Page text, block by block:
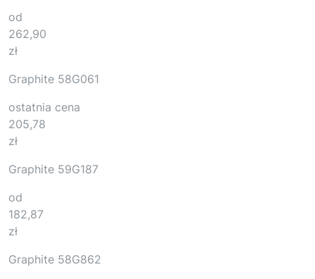
od
262,90
zł
Graphite 58G061
ostatnia cena
205,78
zł
Graphite 59G187
od
182,87
zł
Graphite 58G862